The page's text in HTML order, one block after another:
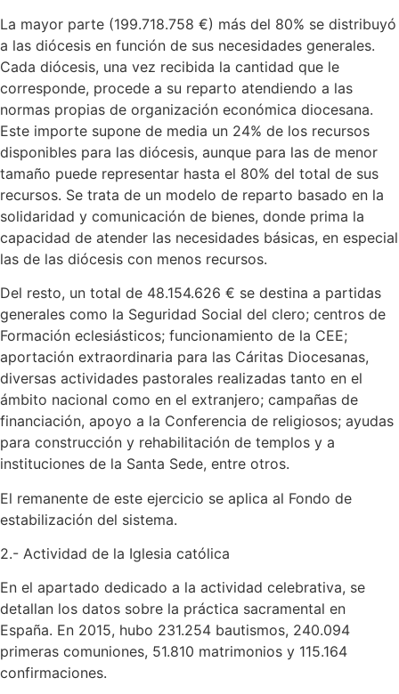
La mayor parte (199.718.758 €) más del 80% se distribuyó
a las diócesis en función de sus necesidades generales.
Cada diócesis, una vez recibida la cantidad que le
corresponde, procede a su reparto atendiendo a las
normas propias de organización económica diocesana.
Este importe supone de media un 24% de los recursos
disponibles para las diócesis, aunque para las de menor
tamaño puede representar hasta el 80% del total de sus
recursos. Se trata de un modelo de reparto basado en la
solidaridad y comunicación de bienes, donde prima la
capacidad de atender las necesidades básicas, en especial
las de las diócesis con menos recursos.
Del resto, un total de 48.154.626 € se destina a partidas
generales como la Seguridad Social del clero; centros de
Formación eclesiásticos; funcionamiento de la CEE;
aportación extraordinaria para las Cáritas Diocesanas,
diversas actividades pastorales realizadas tanto en el
ámbito nacional como en el extranjero; campañas de
financiación, apoyo a la Conferencia de religiosos; ayudas
para construcción y rehabilitación de templos y a
instituciones de la Santa Sede, entre otros.
El remanente de este ejercicio se aplica al Fondo de
estabilización del sistema.
2.- Actividad de la Iglesia católica
En el apartado dedicado a la actividad celebrativa, se
detallan los datos sobre la práctica sacramental en
España. En 2015, hubo 231.254 bautismos, 240.094
primeras comuniones, 51.810 matrimonios y 115.164
confirmaciones.